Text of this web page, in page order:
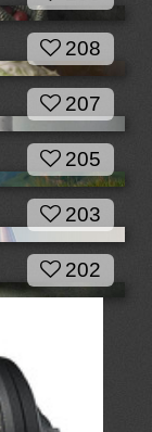
208
207
205
203
202